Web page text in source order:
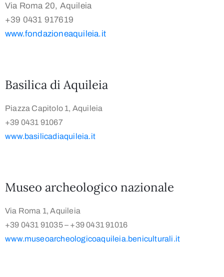
Via Roma 20, Aquileia
+39 0431 917619
www.fondazioneaquileia.it
Basilica di Aquileia
Piazza Capitolo 1, Aquileia
+39 0431 91067
www.basilicadiaquileia.it
Museo archeologico nazionale
Via Roma 1, Aquileia
+39 0431 91035 – +39 0431 91016
www.museoarcheologicoaquileia.beniculturali.it